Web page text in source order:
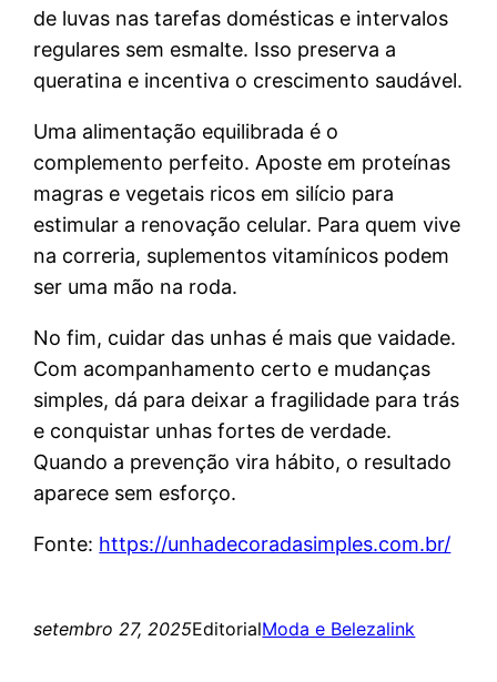
de luvas nas tarefas domésticas e intervalos
regulares sem esmalte. Isso preserva a
queratina e incentiva o crescimento saudável.
Uma alimentação equilibrada é o
complemento perfeito. Aposte em proteínas
magras e vegetais ricos em silício para
estimular a renovação celular. Para quem vive
na correria, suplementos vitamínicos podem
ser uma mão na roda.
No fim, cuidar das unhas é mais que vaidade.
Com acompanhamento certo e mudanças
simples, dá para deixar a fragilidade para trás
e conquistar unhas fortes de verdade.
Quando a prevenção vira hábito, o resultado
aparece sem esforço.
Fonte: https://unhadecoradasimples.com.br/
setembro 27, 2025EditorialModa e Belezalink